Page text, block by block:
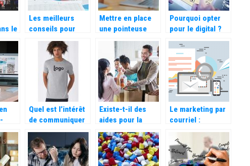
le
Les meilleurs
conseils pour
réussir sa
croissance
d’entreprise
Mettre en place
une pointeuse
dans votre
entreprise pour le
calcul
automatique des
heures de travail
Pourquoi opter
pour le digital ?
Quel est l’intérêt
de communiquer
par le biais d’un t-
shirt publicitaire
?
Existe-t-il des
aides pour la
gestion d’une
association ?
Le marketing par
courriel :
importance,
meilleurs
logiciels à utiliser